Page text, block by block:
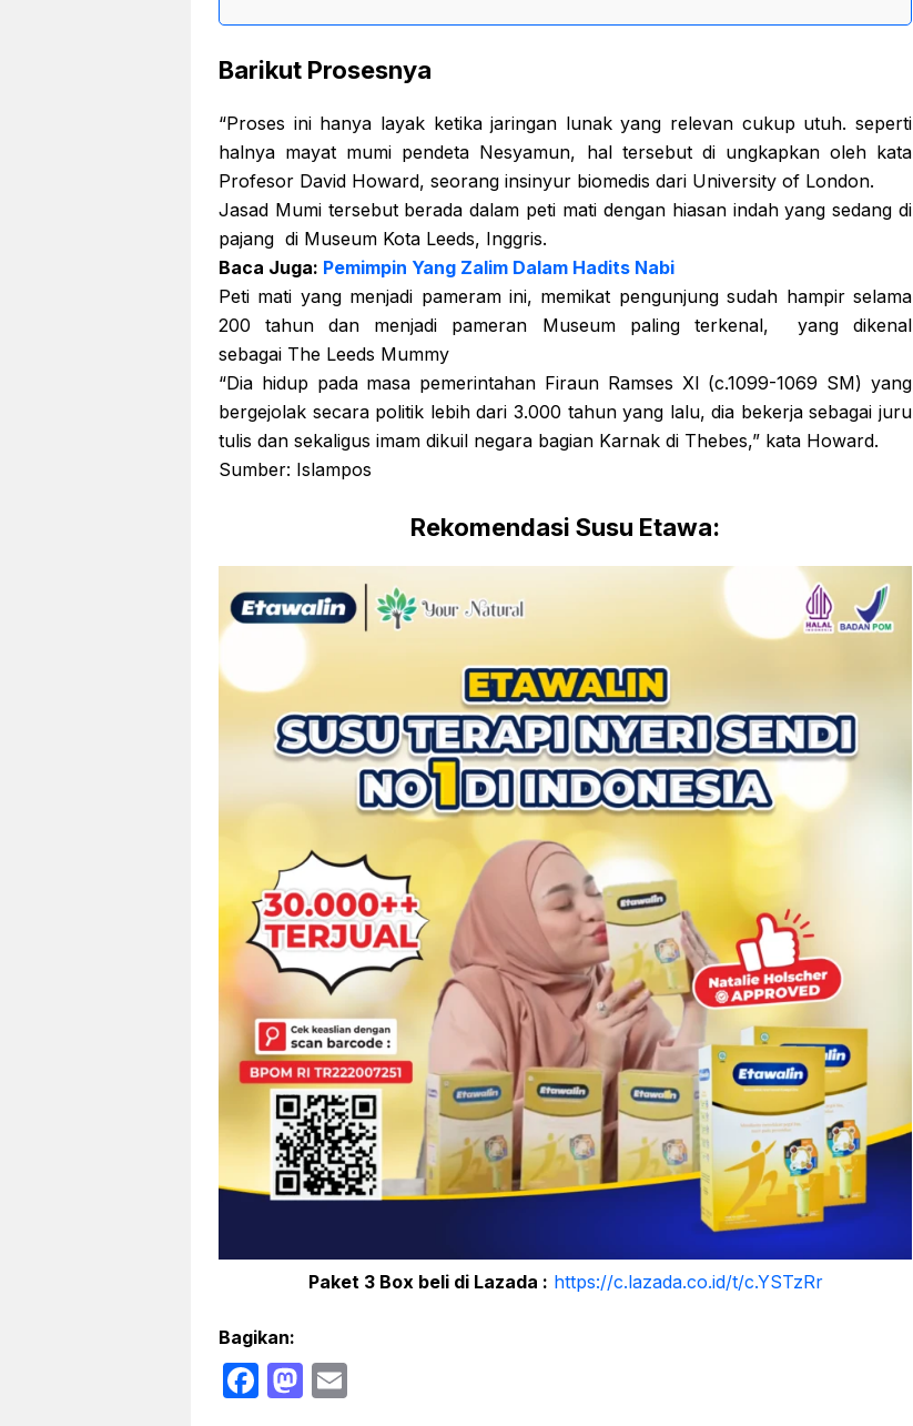
Barikut Prosesnya
“Proses ini hanya layak ketika jaringan lunak yang relevan cukup utuh. seperti
halnya mayat mumi pendeta Nesyamun, hal tersebut di ungkapkan oleh kata
Profesor David Howard, seorang insinyur biomedis dari University of London.
Jasad Mumi tersebut berada dalam peti mati dengan hiasan indah yang sedang di
pajang di Museum Kota Leeds, Inggris.
Baca Juga: Pemimpin Yang Zalim Dalam Hadits Nabi
Peti mati yang menjadi pameram ini, memikat pengunjung sudah hampir selama
200 tahun dan menjadi pameran Museum paling terkenal, yang dikenal
sebagai The Leeds Mummy
“Dia hidup pada masa pemerintahan Firaun Ramses XI (c.1099-1069 SM) yang
bergejolak secara politik lebih dari 3.000 tahun yang lalu, dia bekerja sebagai juru
tulis dan sekaligus imam dikuil negara bagian Karnak di Thebes,” kata Howard.
Sumber: Islampos
Rekomendasi Susu Etawa:
Paket 3 Box beli di Lazada : https://c.lazada.co.id/t/c.YSTzRr
Bagikan:
F
M